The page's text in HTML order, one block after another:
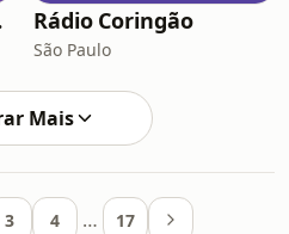
Rádio Coringão
São Paulo
Mais
3 4 … 17